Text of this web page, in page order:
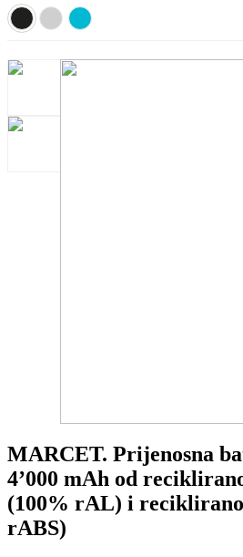
MARCET. Prijenosna
4’000 mAh od
(100% rAL) i
rABS)